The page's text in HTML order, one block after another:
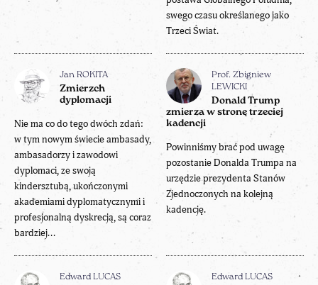
swego czasu określanego jako
Trzeci Świat.
Jan ROKITA
Zmierzch
dyplomacji
Nie ma co do tego dwóch zdań:
w tym nowym świecie ambasady,
ambasadorzy i zawodowi
dyplomaci, ze swoją
kindersztubą, ukończonymi
akademiami dyplomatycznymi i
profesjonalną dyskrecją, są coraz
bardziej...
Prof. Zbigniew
LEWICKI
Donald Trump
zmierza w stronę trzeciej
kadencji
Powinniśmy brać pod uwagę
pozostanie Donalda Trumpa na
urzędzie prezydenta Stanów
Zjednoczonych na kolejną
kadencję.
Edward LUCAS Edward LUCAS